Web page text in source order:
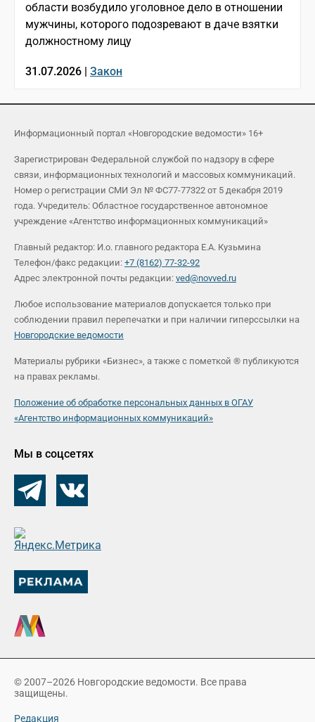
области возбудило уголовное дело в отношении
мужчины, которого подозревают в даче взятки
должностному лицу
31.07.2026 | Закон
Информационный портал «Новгородские ведомости» 16+
Зарегистрирован Федеральной службой по надзору в сфере
связи, информационных технологий и массовых коммуникаций.
Номер о регистрации СМИ Эл № ФС77-77322 от 5 декабря 2019
года. Учредитель: Областное государственное автономное
учреждение «Агентство информационных коммуникаций»
Главный редактор: И.о. главного редактора Е.А. Кузьмина
Телефон/факс редакции: +7 (8162) 77-32-92
Адрес электронной почты редакции: ved@novved.ru
Любое использование материалов допускается только при
соблюдении правил перепечатки и при наличии гиперссылки на
Новгородские ведомости
Материалы рубрики «Бизнес», а также с пометкой ® публикуются
на правах рекламы.
Положение об обработке персональных данных в ОГАУ
«Агентство информационных коммуникаций»
Мы в соцсетях
© 2007–2026 Новгородские ведомости. Все права
защищены.
Редакция